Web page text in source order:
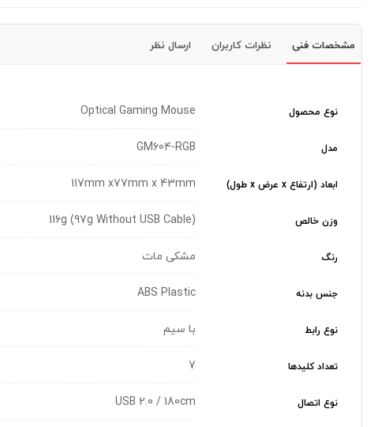
مشخصات فنی نظرات کاربران ارسال نظر
نوع محصول Optical Gaming Mouse
مدل GM604-RGB
ابعاد (ارتفاع x عرض x طول) 117mm x77mm x 43mm
وزن خالص 116g (97g Without USB Cable)
رنگ مشکی مات
جنس بدنه ABS Plastic
نوع رابط با سیم
تعداد کلیدها 7
نوع اتصال USB 2.0 / 180cm